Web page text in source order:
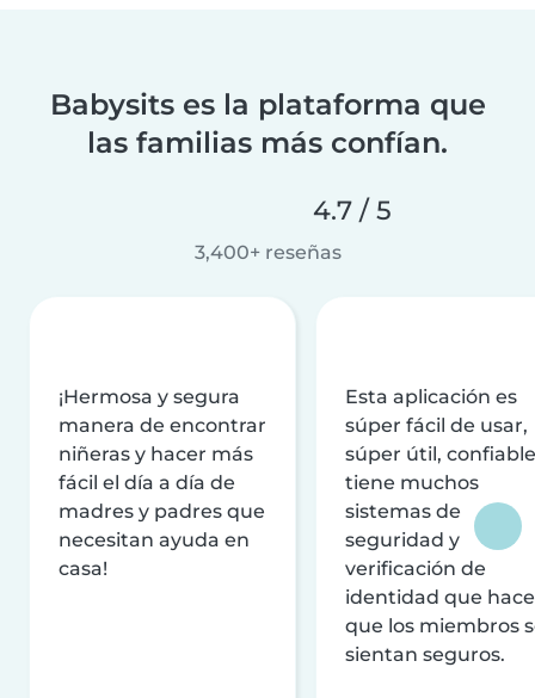
Babysits es la plataforma que
las familias más confían.
4.7 / 5
3,400+ reseñas
¡Hermosa y segura
manera de encontrar
niñeras y hacer más
fácil el día a día de
madres y padres que
necesitan ayuda en
casa!
Esta aplicación es
súper fácil de usar,
súper útil,
tiene muchos
sistemas de
seguridad y
verificación de
identidad que
que los miembros
sientan seguros.